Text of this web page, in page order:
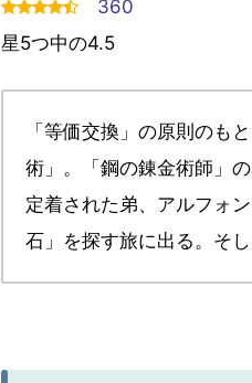
360
星5つ中の4.5
「等価交換」の原則のも
術」。「鋼の錬金術師」
定着された弟、アルフォ
石」を探す旅に出る。そ